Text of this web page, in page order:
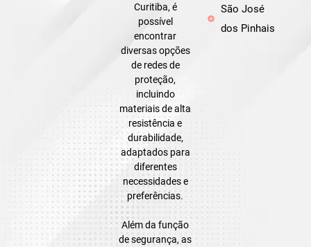
Curitiba, é
possível
encontrar
diversas opções
de redes de
proteção,
incluindo
materiais de alta
resistência e
durabilidade,
adaptados para
diferentes
necessidades e
preferências.
Além da função
de segurança, as
São José
dos Pinhais